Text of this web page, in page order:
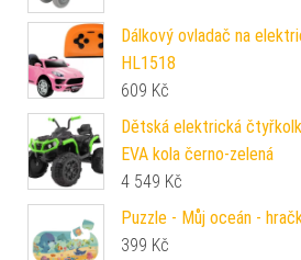
Dálkový ovladač na
HL1518
609 Kč
Dětská elektrická
EVA kola černo-zelená
4 549 Kč
Puzzle - Můj oceán -
399 Kč